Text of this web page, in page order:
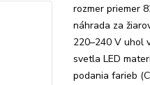
rozmer priemer
náhrada za
220–240 V uhol
svetla LED
podania farieb